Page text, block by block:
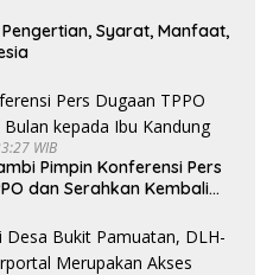
Syarat, Manfaat,
WIB
Pimpin Konferensi Pers
dan Serahkan Kembali